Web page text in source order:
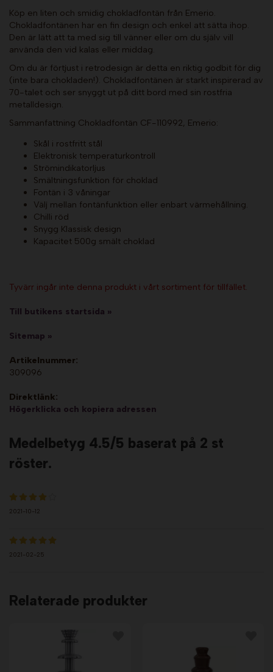
Köp en liten och smidig chokladfontän från Emerio.
Chokladfontänen har en fin design och enkel att sätta ihop.
Den är lätt att ta med sig till vänner eller om du själv vill
använda den vid kalas eller middag.
Om du är förtjust i retrodesign är detta en riktig godbit för dig
(inte bara chokladen!). Chokladfontänen är starkt inspirerad av
70-talet och ser snyggt ut på ditt bord med sin rostfria
metalldesign.
Sammanfattning Chokladfontän CF-110992, Emerio:
Skål i rostfritt stål
Elektronisk temperaturkontroll
Strömindikatorljus
Smältningsfunktion för choklad
Fontän i 3 våningar
Välj mellan fontänfunktion eller enbart värmehållning.
Chilli röd
Snygg Klassisk design
Kapacitet 500g smält choklad
Tyvärr ingår inte denna produkt i vårt sortiment för tillfället.
Till butikens startsida »
Sitemap »
Artikelnummer:
309096
Direktlänk:
Högerklicka och kopiera adressen
Medelbetyg 4.5/5 baserat på 2 st
röster.
2021-10-12
2021-02-25
Relaterade produkter